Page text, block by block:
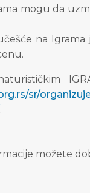
mogu da
na
sr/
.
možete